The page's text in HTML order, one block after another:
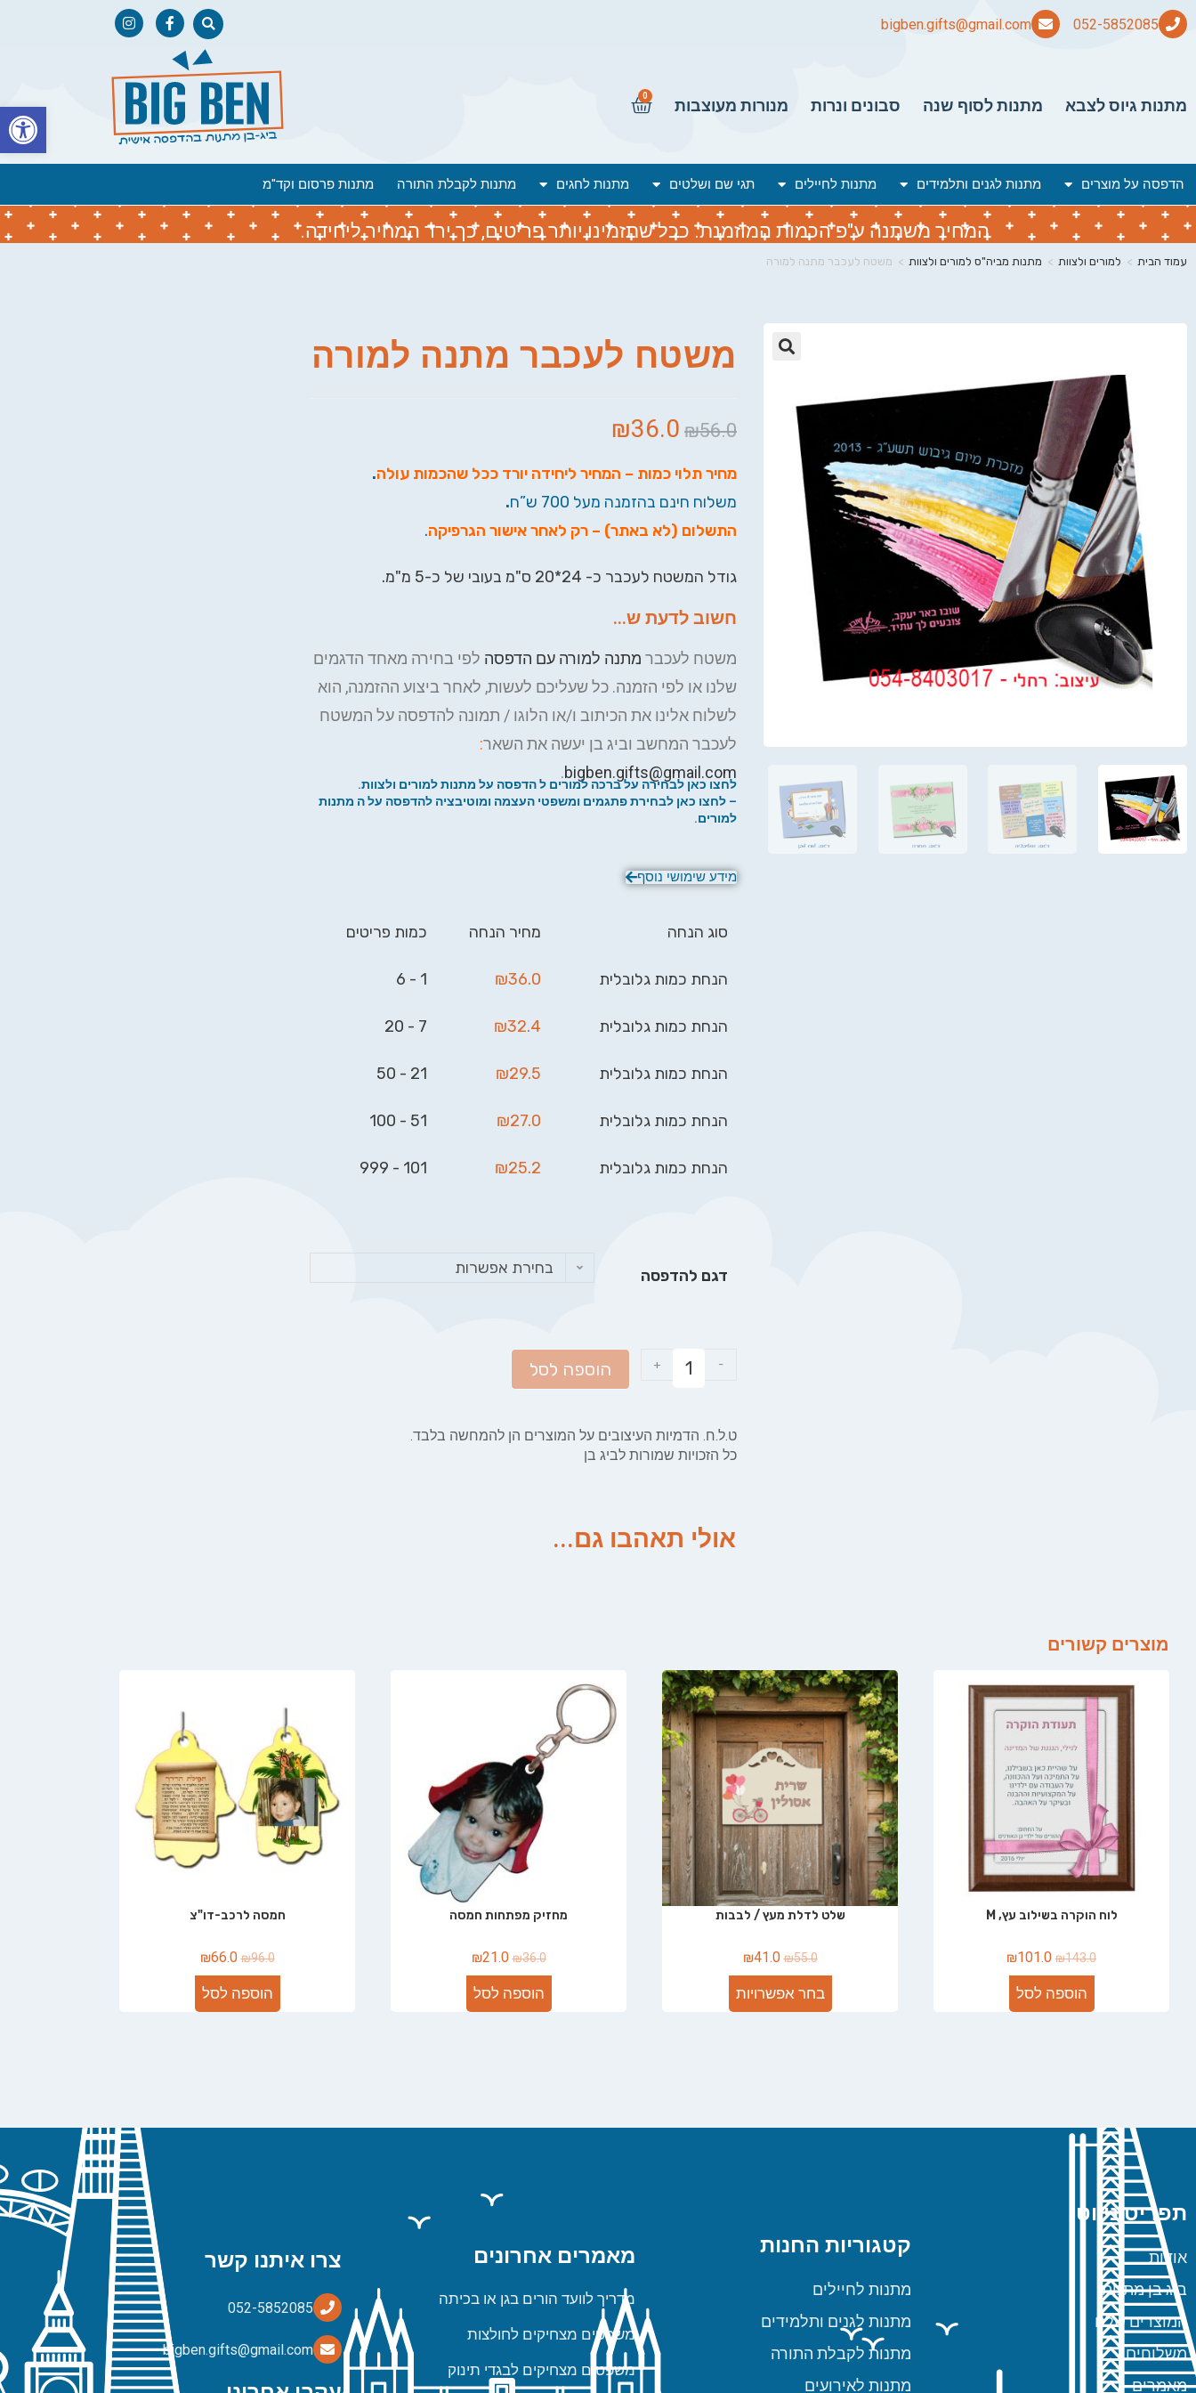
bigben.gifts@gmail.com
מתנות גיוס לצבא מתנות לסוף שנה סבונים ונרות מנורות מעוצבות
0
הדפסה על מוצרים מתנות לגנים ותלמידים מתנות לחיילים תגי שם ושלטים מתנות לחגים מתנות לקבלת התורה מתנות פרסום וקד"מ
המחיר משתנה ע"פ הכמות המוזמנת. ככל שתזמינו יותר פריטים, כך ירד המחיר ליחידה.
עמוד הבית > למורים ולצוות > מתנות מביה"ס למורים ולצוות > משטח לעכבר מתנה למורה
משטח לעכבר מתנה למורה
₪56.0
₪36.0
מחיר תלוי כמות – המחיר ליחידה יורד ככל שהכמות עולה.
משלוח חינם בהזמנה מעל 700 ש”ח
.
התשלום (לא באתר) – רק לאחר אישור הגרפיקה.
גודל המשטח לעכבר כ- 24*20 ס"מ בעובי של כ-5 מ"מ.
חשוב לדעת ש...
משטח לעכבר מתנה למורה עם הדפסה לפי בחירה מאחד הדגמים
שלנו או לפי הזמנה. כל שעליכם לעשות, לאחר ביצוע ההזמנה, הוא
לשלוח אלינו את הכיתוב ו/או הלוגו / תמונה להדפסה על המשטח
לעכבר המחשב וביג בן יעשה את השאר:
bigben.gifts@gmail.com
.
לחצו כאן לבחירה על ברכה למורים ל הדפסה על מתנות למורים ולצוות.
– לחצו כאן לבחירת פתגמים ומשפטי העצמה ומוטיבציה להדפסה על ה מתנות
למורים.
מידע שימושי נוסף
סוג הנחה מחיר הנחה כמות פריטים
הנחת כמות גלובלית ₪36.0
1 - 6
הנחת כמות גלובלית ₪32.4
7 - 20
הנחת כמות גלובלית ₪29.5
21 - 50
הנחת כמות גלובלית ₪27.0
51 - 100
הנחת כמות גלובלית ₪25.2
101 - 999
דגם להדפסה בחירת אפשרות
-
+ הוספה לסל
ט.ל.ח. הדמיות העיצובים על המוצרים הן להמחשה בלבד.
כל הזכויות שמורות לביג בן
אולי תאהבו גם...
מוצרים קשורים
לוח הוקרה בשילוב עץ, M
₪143.0
₪101.0
הוספה לסל
שלט לדלת מעץ / לבבות
₪55.0
₪41.0
בחר אפשרויות
מחזיק מפתחות חמסה
₪36.0
₪21.0
הוספה לסל
חמסה לרכב-דו"צ
₪96.0
₪66.0
הוספה לסל
תפריט ניווט
אודות
ביג בן מתנות
המוצרים שלנו
משלוחים
מאמרים
קטגוריות החנות
מתנות לחיילים
מתנות לגנים ותלמידים
מתנות לקבלת התורה
מתנות לאירועים
מאמרים אחרונים
מדריך לוועד הורים בגן או בכיתה
משפטים מצחיקים לחולצות
משפטים מצחיקים לבגדי תינוק
צרו איתנו קשר
bigben.gifts@gmail.com